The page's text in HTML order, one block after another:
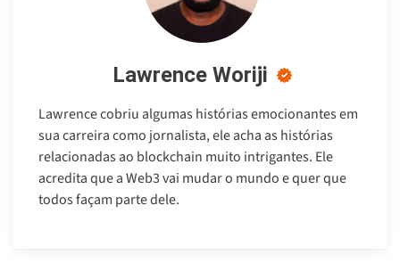
Lawrence Woriji
Lawrence cobriu algumas histórias emocionantes em
sua carreira como jornalista, ele acha as histórias
relacionadas ao blockchain muito intrigantes. Ele
acredita que a Web3 vai mudar o mundo e quer que
todos façam parte dele.